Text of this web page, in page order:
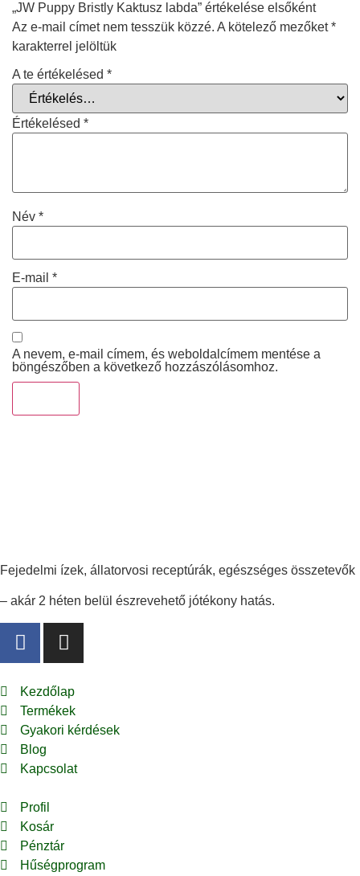
„JW Puppy Bristly Kaktusz labda” értékelése elsőként
Az e-mail címet nem tesszük közzé. A kötelező mezőket*
karakterrel jelöltük
A te értékelésed *
Értékelésed *
Név *
E-mail *
A nevem, e-mail címem, és weboldalcímem mentése a
böngészőben a következő hozzászólásomhoz.
Fejedelmi ízek, állatorvosi receptúrák, egészséges összetevők
– akár 2 héten belül észrevehető jótékony hatás.
Kezdőlap
Termékek
Gyakori kérdések
Blog
Kapcsolat
Profil
Kosár
Pénztár
Hűségprogram